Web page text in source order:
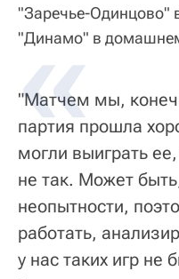
"Заречье-Одинцово"
"Динамо" в
"Матчем мы,
партия прошла
могли выиграть
не так. Может
неопытности,
работать,
у нас таких игр не